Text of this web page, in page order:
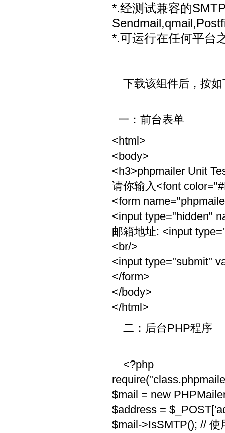
*.经测试兼容的
Sendmail,qmail,
*.可运行在任何平台
下载该组件后，按如
一：前台表单
<html>
<body>
<h3>phpmailer Unit
请你输入<font
<form
<input type="hidden"
邮箱地址: <input
<br/>
<input type="submit"
</form>
</body>
</html>
二：后台PHP程序
<?php
$mail = new
$address =
$mail->IsSMTP(); //